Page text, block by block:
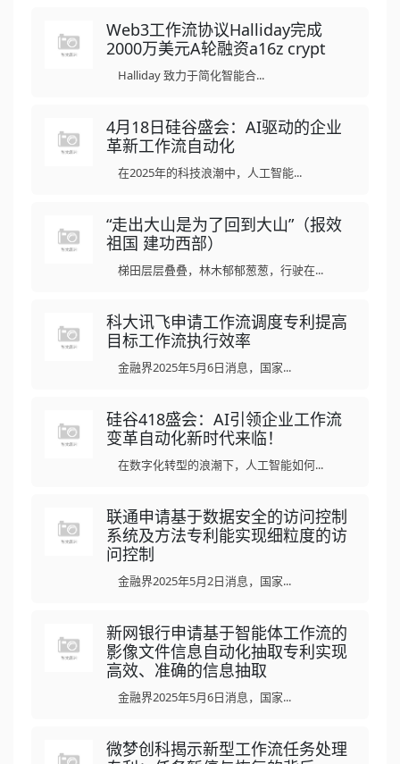
Web3工作流协议Halliday完成
2000万美元A轮融资a16z crypt
Halliday 致力于简化智能合...
4月18日硅谷盛会：AI驱动的企业
革新工作流自动化
在2025年的科技浪潮中，人工智能...
“走出大山是为了回到大山”（报效
祖国 建功西部）
梯田层层叠叠，林木郁郁葱葱，行驶在...
科大讯飞申请工作流调度专利提高
目标工作流执行效率
金融界2025年5月6日消息，国家...
硅谷418盛会：AI引领企业工作流
变革自动化新时代来临！
在数字化转型的浪潮下，人工智能如何...
联通申请基于数据安全的访问控制
系统及方法专利能实现细粒度的访
问控制
金融界2025年5月2日消息，国家...
新网银行申请基于智能体工作流的
影像文件信息自动化抽取专利实现
高效、准确的信息抽取
金融界2025年5月6日消息，国家...
微梦创科揭示新型工作流任务处理